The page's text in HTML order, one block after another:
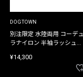
DOGTOWN
別注限定 水陸両用 コーデュ
ラナイロン 半袖ラッシュガ
¥14,300